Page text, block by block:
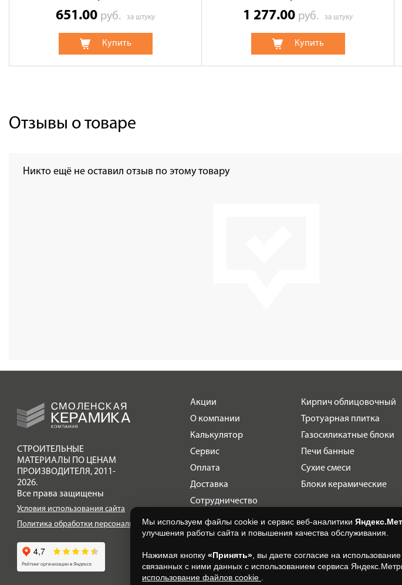
651.00 руб. за штуку
Купить
1 277.00 руб. за штуку
Купить
Отзывы о товаре
Никто ещё не оставил отзыв по этому товару
Акции
О компании
Калькулятор
Сервис
Оплата
Доставка
Сотрудничество
Галерея объектов
Контакты
Кирпич облицовочный
Тротуарная плитка
Газосиликатные блоки
Печи банные
Сухие смеси
Блоки керамические
СТРОИТЕЛЬНЫЕ
МАТЕРИАЛЫ ПО ЦЕНАМ
ПРОИЗВОДИТЕЛЯ,2011-
2026.
Все права защищены
Условия использования сайта
Политика обработки персональных данныхМы используем файлы cookie и сервис веб-аналитики
улучшения работы сайта и повышения качества обслуживания.
Нажимая кнопку «Принять» , вы даете согласие на
связанных с ними данных с использованием сервиса
использование файлов cookie